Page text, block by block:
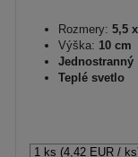
Rozmery: 5,5
Výška: 10 cm
Jednostranný
Teplé svetlo